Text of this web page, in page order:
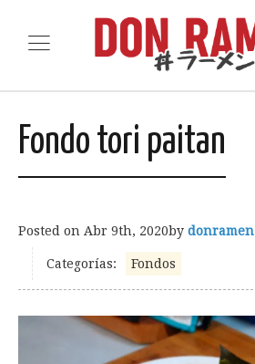
Fondo tori paitan
Posted on Abr 9th, 2020by donramen
Categorías: Fondos